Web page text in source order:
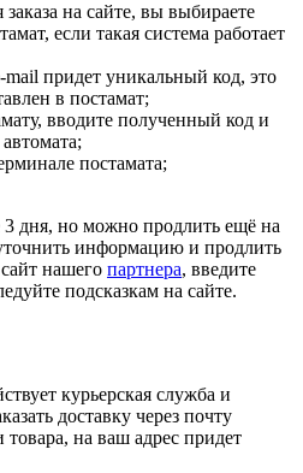
на сайте, вы выбираете
если такая система работает
придет уникальный код, это
в постамат;
вводите полученный код и
постамата;
3 дня, но можно продлить ещё на
информацию и продлить
нашего партнера, введите
подсказкам на сайте.
курьерская служба и
доставку через почту
на ваш адрес придет